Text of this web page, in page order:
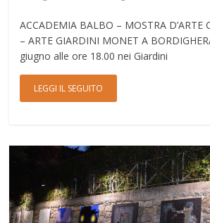
ACCADEMIA BALBO – MOSTRA D’ARTE
– ARTE GIARDINI MONET A
giugno alle ore 18.00 nei Giardini
LEGGI IL SEGUITO